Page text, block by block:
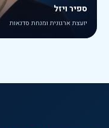
ספיר ויזל
יועצת ארגונית ומנחת סדנאות